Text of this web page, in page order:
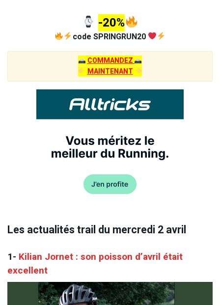
-20%
code SPRINGRUN20
COMMANDEZ
MAINTENANT
Les actualités trail du mercredi 2 avril
1- Kilian Jornet : son poisson d’avril était
excellent